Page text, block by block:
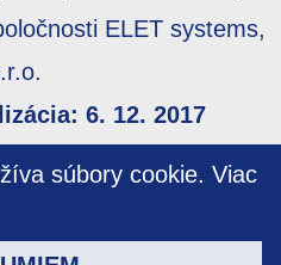
súbory cookie. Viac
ELET systems,
6. 12. 2017